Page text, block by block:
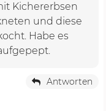
Kichererbsen
und diese
Habe es
Antworten